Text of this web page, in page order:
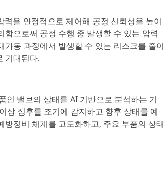
력을 안정적으로 제어해 공정 신뢰성을 높이
으로써 공정 수행 중 발생할 수 있는 압력
동 과정에서 발생할 수 있는 리스크를 줄이
기대된다.
인 밸브의 상태를 AI 기반으로 분석하는 기
상 징후를 조기에 감지하고 향후 상태를 예
정비 체계를 고도화하고, 주요 부품의 상태